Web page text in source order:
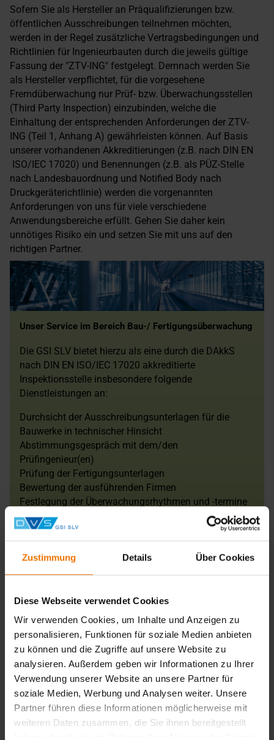
Zustimmung Details Über Cookies
Diese Webseite verwendet Cookies
Wir verwenden Cookies, um Inhalte und Anzeigen zu
personalisieren, Funktionen für soziale Medien anbieten
zu können und die Zugriffe auf unsere Website zu
analysieren. Außerdem geben wir Informationen zu Ihrer
Verwendung unserer Website an unsere Partner für
soziale Medien, Werbung und Analysen weiter. Unsere
Partner führen diese Informationen möglicherweise mit
weiteren Daten zusammen, die Sie ihnen bereitgestellt
Sofern Sie als Hersteller an Präqualifizierungen bzw.
öffentlichen Ausschreibungen teilnehmen möchten,
werden in der Regel zusätzliche Vertragsbedingungen und
Richtlinien für Ingenieurbauten durch die jeweils gültige
Fassung der "ZTV-ING" festgelegt. Demnach werden Sie
als Hersteller verpflichtet, für die vorgesehene
Fremdüberwachung nur Prüf- bzw. Überwachungsstellen
(Third Party Inspection) einzubinden, welche die
Einhaltung der entsprechenden Anforderungen der ZTV-
ING (Teil 1, Anhang A) gewährleisten können. Auf Basis
unserer vorhandenen Akkreditierungen (z.B. nach DIN EN
ISO/IEC 17020) und Benennungen (z.B. als PÜZ-Stelle
nach Landesbauordnung und Notified Body nach
Druckgeräterichtlinie) werden die vorgenannten
Anforderungen von uns für viele verschiedene
Anwendungsbereiche erfüllt. Gehen Sie daher kein
unnötiges Risiko ein und setzen Sie mit uns auf den
richtigen Partner.
Unser Service im Bereich Bau-/ Fertigungsüberwachung
Die GSI SLV bietet hierzu als eine durch die DAkkS
nach DIN EN ISO/IEC 17020 akkreditierte
Inspektionsstelle insbesondere folgende
Dienstleistungen an:
Durchsicht der Ausschreibungsunterlagen für die
Bauwerke in technischer Hinsicht
Abstimmungsgespräch mit dem/den
Prüfingenieur(en)
Prüfung der Fertigungsunterlagen
Bewertung der ausführenden Firmen
Festlegung der Überwachungsrhythmen und -termine
Umgang mit Abweichungen
Bewertung von ZfP-Prüfergebnissen
Schweißtechnische und korrosionsschutztechnische
Überwachung
Rückverfolgbarkeit der Konstruktionsmaterialien
Überwachung der ZfP
Kontrolle der Kennzeichnung und Leistungserklärung
Kontrolle der Dokumentation
Wann sollten Sie sich an uns wenden?
So früh wie möglich
Melden Sie sich so früh wie möglich bei uns, also noch vor